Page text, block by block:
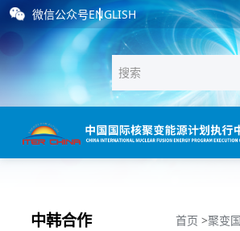
微信公众号ENGLISH
中韩合作 首页 >聚变